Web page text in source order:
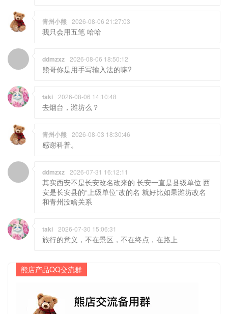
青州小熊 2026-08-06 21:27:03
我只会用五笔 哈哈
ddmzxz 2026-08-06 18:50:12
熊哥你是用手写输入法的嘛?
taki 2026-08-06 14:10:48
去烟台，潍坊么？
青州小熊 2026-08-03 18:30:46
感谢科普。
ddmzxz 2026-07-31 16:12:11
其实西安不是长安改名改来的 长安一直是县级单位 西
安是长安县的“上级单位”改的名 就好比如果潍坊改名
和青州没啥关系
taki 2026-07-30 15:06:31
旅行的意义，不在景区，不在终点，在路上
熊店产品QQ交流群